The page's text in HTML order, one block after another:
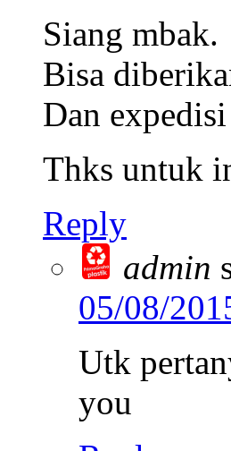
Siang mbak.
Bisa
Dan
Thks untuk
Reply
admin
05/08/
Utk
you